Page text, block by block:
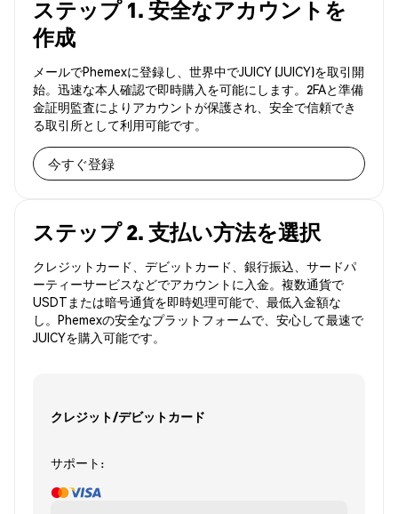
ステップ 1. 安全なアカウントを
作成
メールでPhemexに登録し、世界中でJUICY (JUICY)を取引開
始。迅速な本人確認で即時購入を可能にします。2FAと準備
金証明監査によりアカウントが保護され、安全で信頼でき
る取引所として利用可能です。
今すぐ登録
ステップ 2. 支払い方法を選択
クレジットカード、デビットカード、銀行振込、サードパ
ーティーサービスなどでアカウントに入金。複数通貨で
USDTまたは暗号通貨を即時処理可能で、最低入金額な
し。Phemexの安全なプラットフォームで、安心して最速で
JUICYを購入可能です。
クレジット/デビットカード
サポート: